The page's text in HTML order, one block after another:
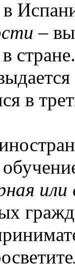
–
стране.
в